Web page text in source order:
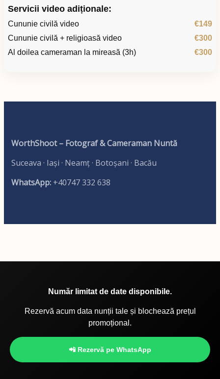
Servicii video adiționale:
Cununie civilă video
€149
Cununie civilă + religioasă video
€300
Al doilea cameraman la mireasă (3h)
€300
WorthShoot – Fotograf & Cameraman Nuntă
Suceava · Iași · Neamț · Botoșani · Bacău
WhatsApp: +40747 332 638
Număr limitat de date disponibile.
Rezervă acum data nunții tale și blochează prețul
promoțional.
📲 Rezervă pe WhatsApp